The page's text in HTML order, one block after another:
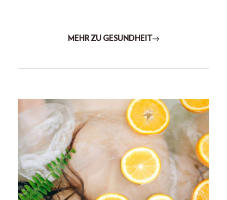
MEHR ZU GESUNDHEIT